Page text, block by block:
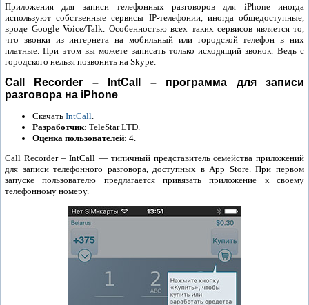
Приложения для записи телефонных разговоров для iPhone иногда
используют собственные сервисы IP-телефонии, иногда общедоступные,
вроде Google Voice/Talk. Особенностью всех таких сервисов является то,
что звонки из интернета на мобильный или городской телефон в них
платные. При этом вы можете записать только исходящий звонок. Ведь с
городского нельзя позвонить на Skype.
Call Recorder – IntCall – программа для записи
разговора на iPhone
Скачать IntCall
Разработчик: TeleStar LTD.
Оценка пользователей: 4.
Call Recorder – IntCall — типичный представитель семейства приложений
для записи телефонного разговора, доступных в App Store. При первом
запуске пользователю предлагается привязать приложение к своему
телефонному номеру.